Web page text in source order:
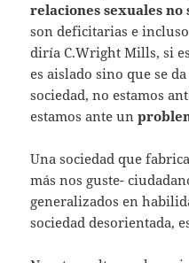
relaciones sexuales
son deficitarias e
diría C.Wright Mills, si
es aislado sino que se
sociedad, no estamos
estamos ante un
Una sociedad que
más nos guste-
generalizados en
sociedad desorientada,